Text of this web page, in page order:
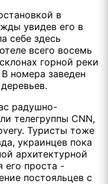
в
увидев его в
себе здесь
всего восемь
горной реки
номера заведен
радушно-
телегруппы CNN,
Туристы тоже
украинцев пока
архитектурной
его проста -
постояльцев с